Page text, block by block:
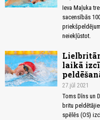
Ieva Maļuka
sacensībās
neiekļūstot.
laikā
27.jūl 2021
Toms Dīns un
britu
spēlēs (OS)